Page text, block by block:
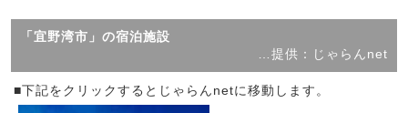
「宜野湾市」の宿泊施設
…提供：じゃらんnet
■下記をクリックするとじゃらんnetに移動します。